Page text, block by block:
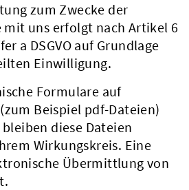
zum Zwecke der
uns erfolgt nach Artikel 6
a DSGVO auf Grundlage
Einwilligung.
Formulare auf
Beispiel pdf-Dateien)
diese Dateien
Wirkungskreis. Eine
Übermittlung von